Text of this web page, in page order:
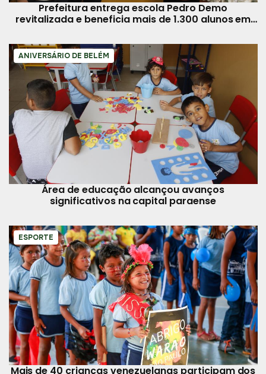
Prefeitura entrega escola Pedro Demo
revitalizada e beneficia mais de 1.300 alunos em
ANIVERSÁRIO DE BELÉM
Área de educação alcançou avanços
significativos na capital paraense
ESPORTE
Mais de 40 crianças venezuelanas participam dos